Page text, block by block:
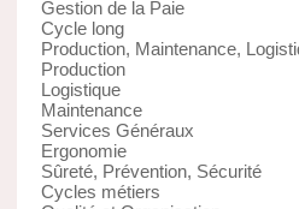
Gestion de la Paie
Cycle long
Production, Maintenance,
Production
Logistique
Maintenance
Services Généraux
Ergonomie
Sûreté, Prévention, Sécurité
Cycles métiers